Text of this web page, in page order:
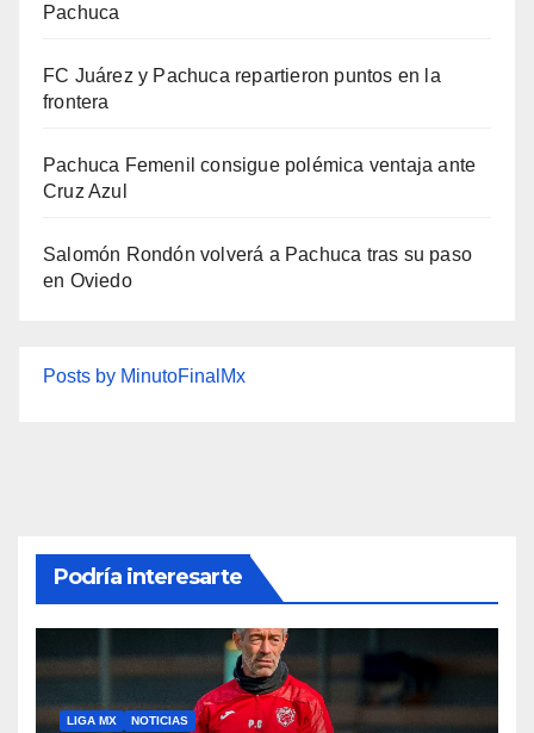
Pachuca
FC Juárez y Pachuca repartieron puntos en la
frontera
Pachuca Femenil consigue polémica ventaja ante
Cruz Azul
Salomón Rondón volverá a Pachuca tras su paso
en Oviedo
Posts by MinutoFinalMx
Podría interesarte
LIGA MX NOTICIAS